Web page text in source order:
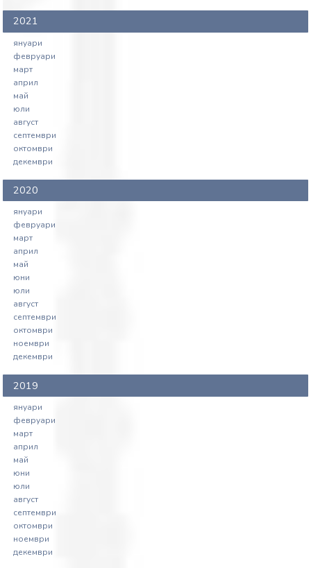
на ЗЮЛНЦ, № 49-354-01-70, внесен
2021
януари
февруари
март
април
май
юли
август
септември
октомври
декември
2020
януари
февруари
март
април
май
юни
юли
август
септември
октомври
ноември
декември
2019
януари
февруари
март
април
май
юни
юли
август
септември
октомври
ноември
декември